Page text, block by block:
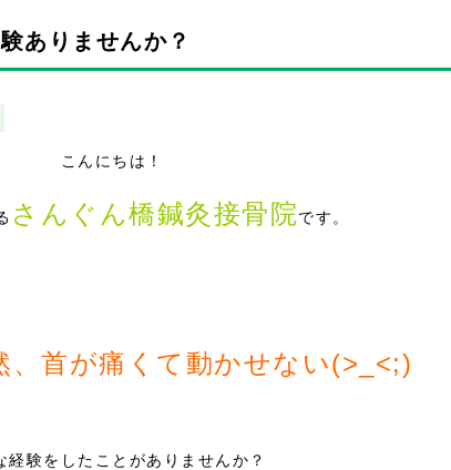
ありませんか？
こんにちは！
さんぐん橋鍼灸接骨院です。
、首が痛くて動かせない(>_<;)
経験をしたことがありませんか？